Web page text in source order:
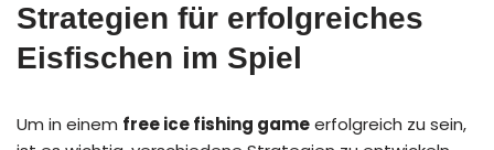
Strategien für erfolgreiches
Eisfischen im Spiel
Um in einem free ice fishing gameerfolgreich zu sein,